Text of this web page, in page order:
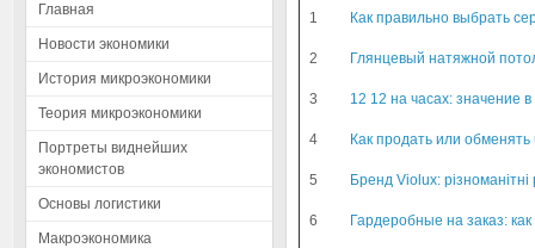
Главная
Новости экономики
История микроэкономики
Теория микроэкономики
Портреты виднейших
экономистов
Основы логистики
Макроэкономика
1 Как правильно выбрать
2 Глянцевый натяжной
3 12 12 на часах: значение
4 Как продать или
5 Бренд Violux: різноманітні
6 Гардеробные на заказ: